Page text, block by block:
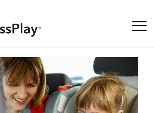
ナビ